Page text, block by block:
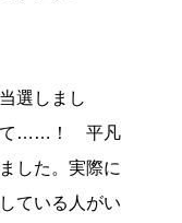
選しまし
て……！ 平凡
した。実際に
ている人がい